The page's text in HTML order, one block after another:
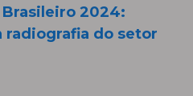
Brasileiro 2024:
radiografia do setor